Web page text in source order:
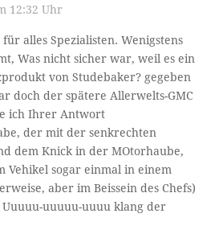
12:32 Uhr
alles Spezialisten. Wenigstens
Was nicht sicher war, weil es ein
von Studebaker? gegeben
doch der spätere Allerwelts-GMC
ich Ihrer Antwort
der mit der senkrechten
dem Knick in der MOtorhaube,
Vehikel sogar einmal in einem
aber im Beissein des Chefs)
uuuuu-uuuu klang der